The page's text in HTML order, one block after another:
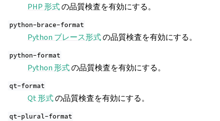
PHP 形式の品質検査を有効にする。
python-brace-format
Python ブレース形式の品質検査を有効にする。
python-format
Python 形式の品質検査を有効にする。
qt-format
Qt 形式の品質検査を有効にする。
qt-plural-format